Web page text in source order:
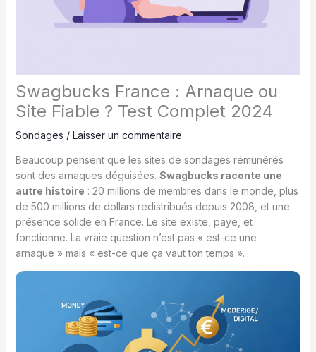
Swagbucks France : Arnaque ou
Site Fiable ? Test Complet 2024
Sondages / Laisser un commentaire
Beaucoup pensent que les sites de sondages rémunérés
sont des arnaques déguisées. Swagbucks raconte une
autre histoire : 20 millions de membres dans le monde, plus
de 500 millions de dollars redistribués depuis 2008, et une
présence solide en France. Le site existe, paye, et
fonctionne. La vraie question n’est pas « est-ce une
arnaque » mais « est-ce que ça vaut ton temps ».